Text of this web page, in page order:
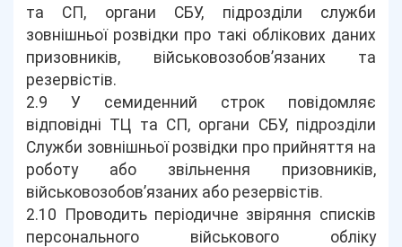
та СП, органи СБУ, підрозділи служби
зовнішньої розвідки про такі облікових даних
призовників, військовозобов’язаних та
резервістів.
2.9 У семиденний строк повідомляє
відповідні ТЦ та СП, органи СБУ, підрозділи
Служби зовнішньої розвідки про прийняття на
роботу або звільнення призовників,
військовозобов’язаних або резервістів.
2.10 Проводить періодичне звіряння списків
персонального військового обліку